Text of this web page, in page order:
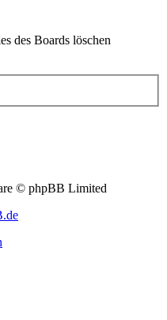
des Boards löschen
© phpBB Limited